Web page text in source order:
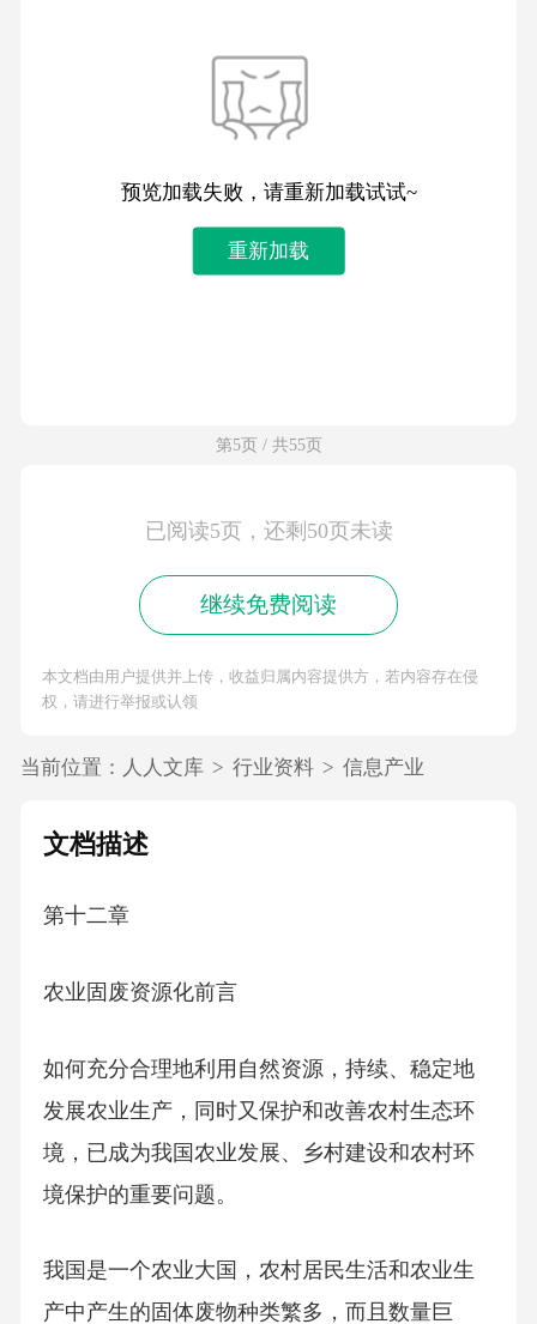
预览加载失败，请重新加载试试~
重新加载
第5页 / 共55页
已阅读5页，还剩50页未读
继续免费阅读
本文档由用户提供并上传，收益归属内容提供方，若内容存在侵
权，请进行举报或认领
当前位置： 人人文库 > 行业资料 > 信息产业
文档描述
第十二章
农业固废资源化前言
如何充分合理地利用自然资源，持续、稳定地
发展农业生产，同时又保护和改善农村生态环
境，已成为我国农业发展、乡村建设和农村环
境保护的重要问题。
我国是一个农业大国，农村居民生活和农业生
产中产生的固体废物种类繁多，而且数量巨